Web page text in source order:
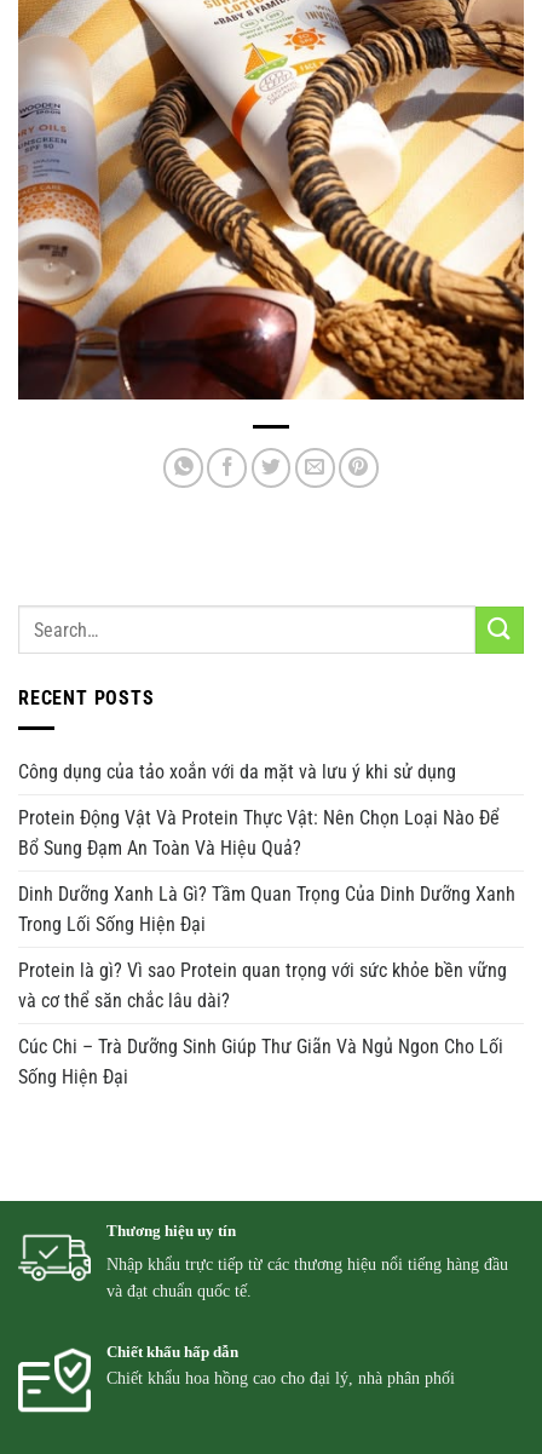
RECENT POSTS
Công dụng của tảo xoắn với da mặt và lưu ý khi sử dụng
Protein Động Vật Và Protein Thực Vật: Nên Chọn Loại Nào Để
Bổ Sung Đạm An Toàn Và Hiệu Quả?
Dinh Dưỡng Xanh Là Gì? Tầm Quan Trọng Của Dinh Dưỡng Xanh
Trong Lối Sống Hiện Đại
Protein là gì? Vì sao Protein quan trọng với sức khỏe bền vững
và cơ thể săn chắc lâu dài?
Cúc Chi – Trà Dưỡng Sinh Giúp Thư Giãn Và Ngủ Ngon Cho Lối
Sống Hiện Đại
Thương hiệu uy tín
Nhập khẩu trực tiếp từ các thương hiệu nổi tiếng hàng đầu
và đạt chuẩn quốc tế.
Chiết khấu hấp dẫn
Chiết khẩu hoa hồng cao cho đại lý, nhà phân phối